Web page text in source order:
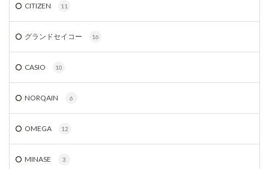
CITIZEN 11
グランドセイコー 16
CASIO 10
NORQAIN 6
OMEGA 12
MINASE 3